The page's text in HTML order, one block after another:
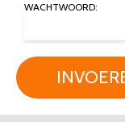
WACHTWOORD: